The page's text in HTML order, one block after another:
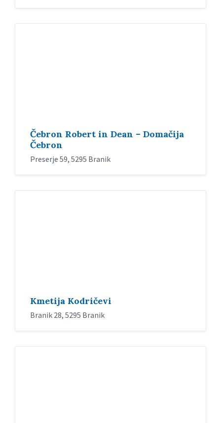
Čebron Robert in Dean – Domačija
Čebron
Preserje 59, 5295 Branik
Kmetija Kodričevi
Branik 28, 5295 Branik